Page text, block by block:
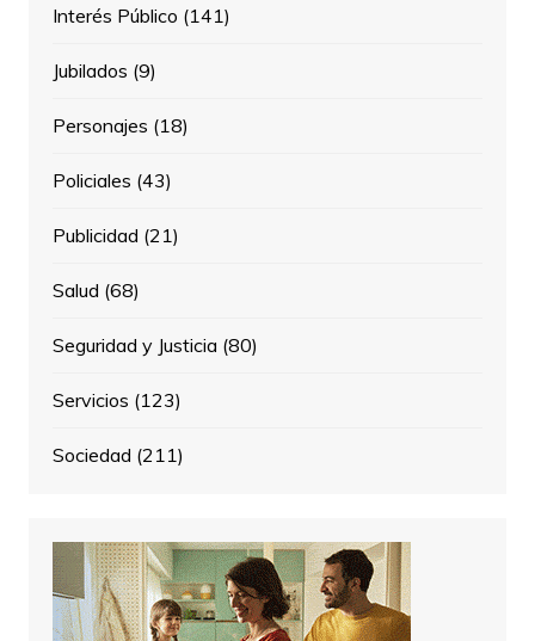
Interés Público (141)
Jubilados (9)
Personajes (18)
Policiales (43)
Publicidad (21)
Salud (68)
Seguridad y Justicia (80)
Servicios (123)
Sociedad (211)